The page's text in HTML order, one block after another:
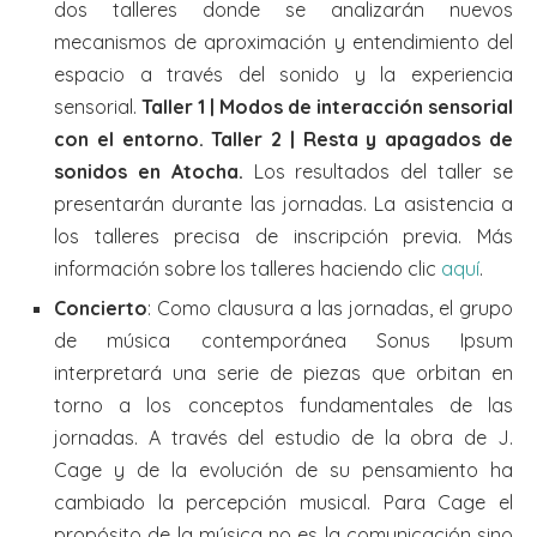
dos talleres donde se analizarán nuevos
mecanismos de aproximación y entendimiento del
espacio a través del sonido y la experiencia
sensorial. Taller 1 | Modos de interacción sensorial
con el entorno. Taller 2 | Resta y apagados de
sonidos en Atocha. Los resultados del taller se
presentarán durante las jornadas. La asistencia a
los talleres precisa de inscripción previa. Más
información sobre los talleres haciendo clic aquí.
Concierto: Como clausura a las jornadas, el grupo
de música contemporánea Sonus Ipsum
interpretará una serie de piezas que orbitan en
torno a los conceptos fundamentales de las
jornadas. A través del estudio de la obra de J.
Cage y de la evolución de su pensamiento ha
cambiado la percepción musical. Para Cage el